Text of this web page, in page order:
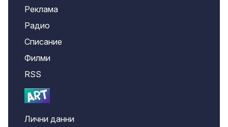
Реклама
Радио
Списание
Филми
RSS
Лични данни